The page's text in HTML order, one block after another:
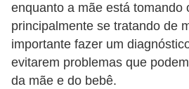
enquanto a mãe está tomando
principalmente se tratando de
importante fazer um
evitarem problemas que
da mãe e do bebê.